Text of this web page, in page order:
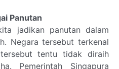
Panutan
jadikan panutan dalam
Negara tersebut terkenal
tentu tidak diraih
Pemerintah Singapura